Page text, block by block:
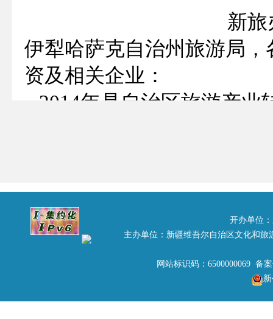
新旅
伊犁哈萨克自治州旅游局
资及相关企业：
2014年是自治区旅游产业
云人物评选活动，现将有
一、评选范围
2014年度自治区范围内在
资建设、新业态创造方面
开办单位
主办单位：新疆维吾尔自治区文化和
网站标识码：6500000069 备